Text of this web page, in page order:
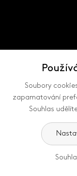
Soubory
zapamatování
Souhlas